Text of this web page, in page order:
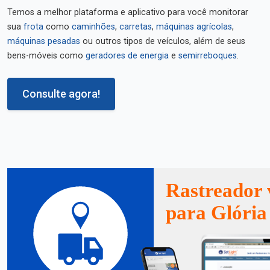
Temos a melhor plataforma e aplicativo para você monitorar
sua frota como caminhões, carretas, máquinas agrícolas,
máquinas pesadas ou outros tipos de veículos, além de seus
bens-móveis como geradores de energia e semirreboques.
Consulte agora!
Rastreador
para